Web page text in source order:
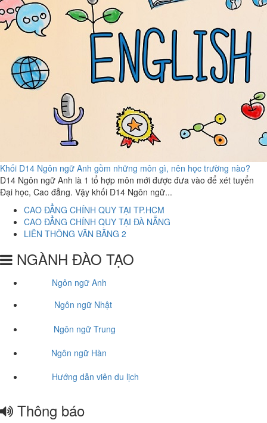
Khối D14 Ngôn ngữ Anh gồm những môn gì, nên học trường nào?
D14 Ngôn ngữ Anh là 1 tổ hợp môn mới được đưa vào để xét tuyển
Đại học, Cao đẳng. Vậy khối D14 Ngôn ngữ...
CAO ĐẲNG CHÍNH QUY TẠI TP.HCM
CAO ĐẲNG CHÍNH QUY TẠI ĐÀ NẴNG
LIÊN THÔNG VĂN BẰNG 2
NGÀNH ĐÀO TẠO
Ngôn ngữ Anh
Ngôn ngữ Nhật
Ngôn ngữ Trung
Ngôn ngữ Hàn
Hướng dẫn viên du lịch
Thông báo